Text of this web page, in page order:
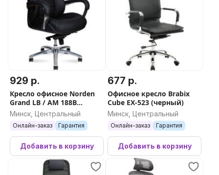
929 р.
Кресло офисное Norden
Grand LB / AM 188B
(экокожа черный)
Минск, Центральный
Онлайн-заказ Гарантия
Добавить в корзину
677 р.
Офисное кресло Brabix
Cube EX-523 (черный)
Минск, Центральный
Онлайн-заказ Гарантия
Добавить в корзину